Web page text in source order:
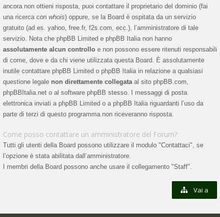
ancora non ottieni risposta, puoi contattare il proprietario del dominio (fai
una ricerca con whois) oppure, se la Board è ospitata da un servizio
gratuito (ad es. yahoo, free.fr, f2s.com, ecc.), l’amministratore di tale
servizio. Nota che phpBB Limited e phpBB Italia non hanno
assolutamente alcun controllo e non possono essere ritenuti responsabili
di come, dove e da chi viene utilizzata questa Board. È assolutamente
inutile contattare phpBB Limited o phpBB Italia in relazione a qualsiasi
questione legale non direttamente collegataal sito phpBB.com,
phpBBItalia.net o al software phpBB stesso. I messaggi di posta
elettronica inviati a phpBB Limited o a phpBB Italia riguardanti l’uso da
parte di terzi di questo programma non riceveranno risposta.
Come posso contattare un amministratore del Forum?
Tutti gli utenti della Board possono utilizzare il modulo "Contattaci", se
l’opzione è stata abilitata dall’amministratore.
I membri della Board possono anche usare il collegamento "Staff".
Vai a